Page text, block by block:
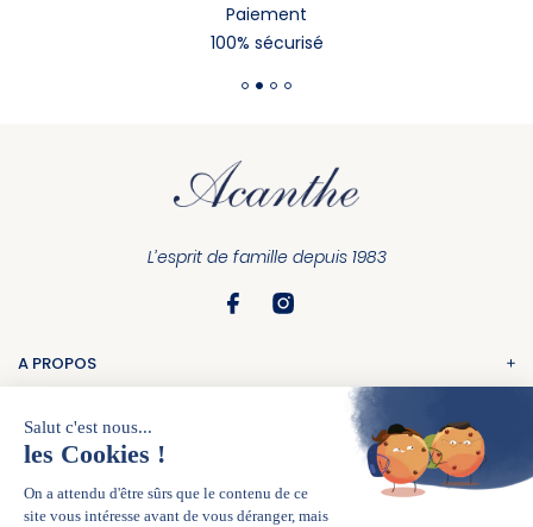
Paiement
100% sécurisé
L’esprit de famille depuis 1983
A PROPOS
Nos boutiques
Le Blog
COMMANDE
Suivi de commande
Livraison & retour
Consultez nosFAQ